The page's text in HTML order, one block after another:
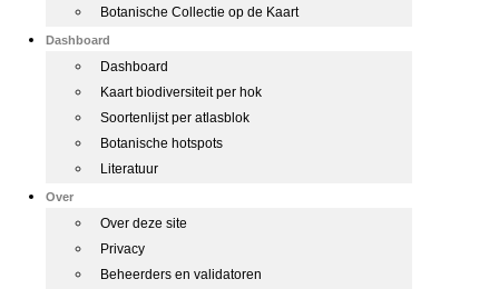
Botanische Collectie op de Kaart
Dashboard
Dashboard
Kaart biodiversiteit per hok
Soortenlijst per atlasblok
Botanische hotspots
Literatuur
Over
Over deze site
Privacy
Beheerders en validatoren